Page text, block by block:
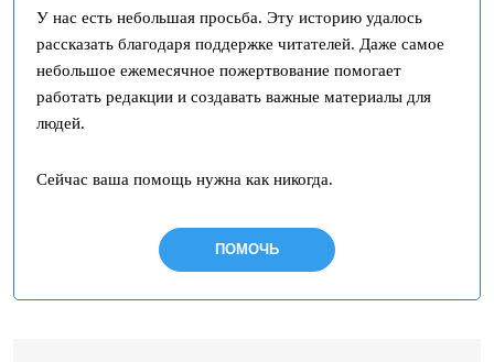
У нас есть небольшая просьба. Эту историю удалось
рассказать благодаря поддержке читателей. Даже самое
небольшое ежемесячное пожертвование помогает
работать редакции и создавать важные материалы для
людей.
Сейчас ваша помощь нужна как никогда.
ПОМОЧЬ